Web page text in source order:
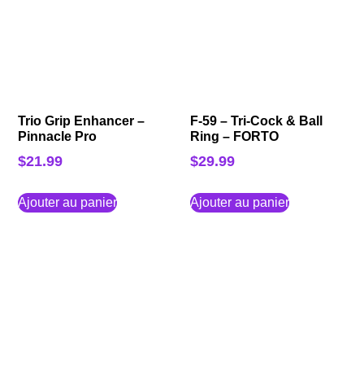
Trio Grip Enhancer –
Pinnacle Pro
$21.99
Ajouter au panier
F-59 – Tri-Cock & Ball
Ring – FORTO
$29.99
Ajouter au panier